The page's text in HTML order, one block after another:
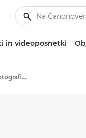
in videoposnetki
Namigi in tehnike za fotografiranje in tiskanje